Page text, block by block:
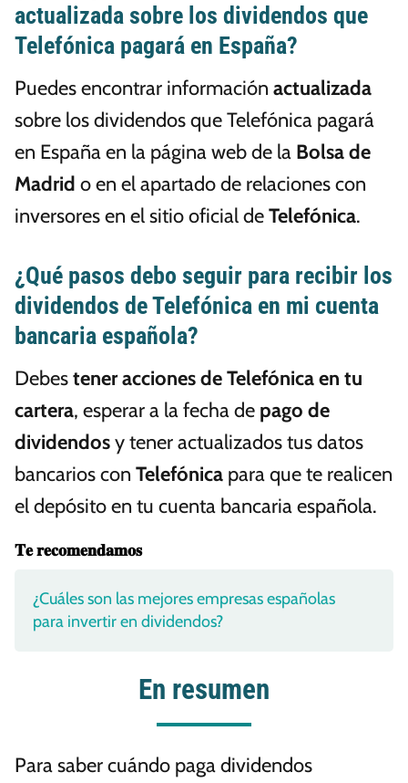
actualizada sobre los dividendos que
Telefónica pagará en España?
Puedes encontrar información actualizada
sobre los dividendos que Telefónica pagará
en España en la página web de la Bolsa de
Madrid o en el apartado de relaciones con
inversores en el sitio oficial deTelefónica.
¿Qué pasos debo seguir para recibir los
dividendos de Telefónica en mi cuenta
bancaria española?
Debestener acciones de Telefónica en tu
cartera, esperar a la fecha de pago de
dividendosy tener actualizados tus datos
bancarios con Telefónica para que te realicen
el depósito en tu cuenta bancaria española.
𝐓𝐞 𝐫𝐞𝐜𝐨𝐦𝐞𝐧𝐝𝐚𝐦𝐨𝐬
¿Cuáles son las mejores empresas españolas
para invertir en dividendos?
En resumen
Para saber cuándo paga dividendos